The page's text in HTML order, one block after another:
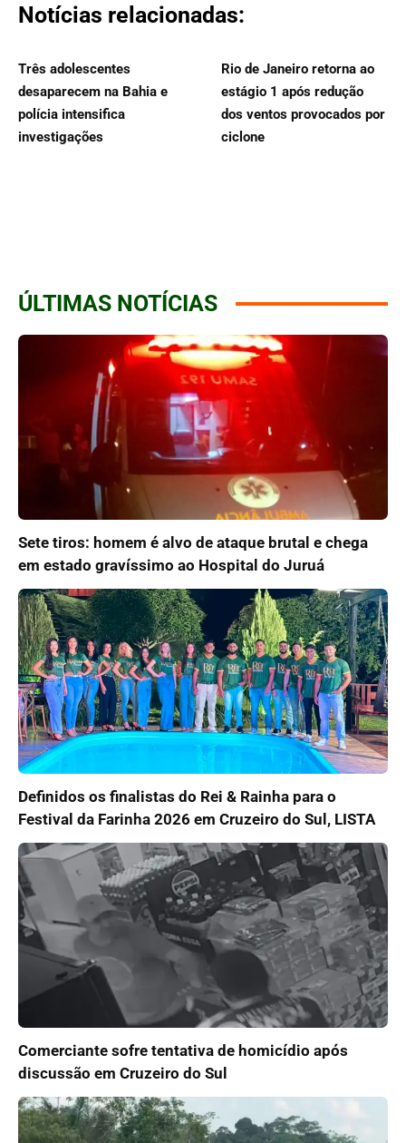
Notícias relacionadas:
Três adolescentes
desaparecem na Bahia e
polícia intensifica
investigações
Rio de Janeiro retorna ao
estágio 1 após redução
dos ventos provocados por
ciclone
ÚLTIMAS NOTÍCIAS
Sete tiros: homem é alvo de ataque brutal e chega
em estado gravíssimo ao Hospital do Juruá
Definidos os finalistas do Rei & Rainha para o
Festival da Farinha 2026 em Cruzeiro do Sul, LISTA
Comerciante sofre tentativa de homicídio após
discussão em Cruzeiro do Sul